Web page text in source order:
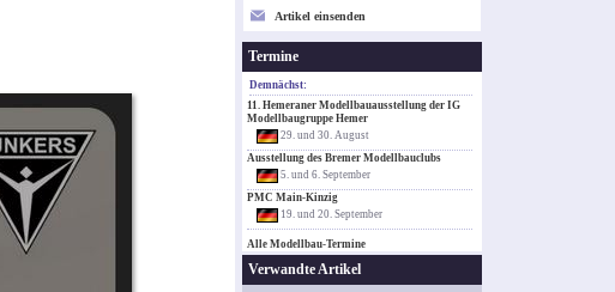
Artikel einsenden
Termine
Demnächst:
11. Hemeraner Modellbauausstellung der IG
Modellbaugruppe Hemer
29. und 30. August
Ausstellung des Bremer Modellbauclubs
5. und 6. September
PMC Main-Kinzig
19. und 20. September
Alle Modellbau-Termine
Verwandte Artikel